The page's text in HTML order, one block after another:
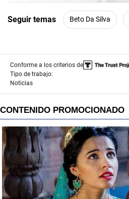
Seguir temas Beto Da Silva
Conforme a los criterios de
Tipo de trabajo:
Noticias